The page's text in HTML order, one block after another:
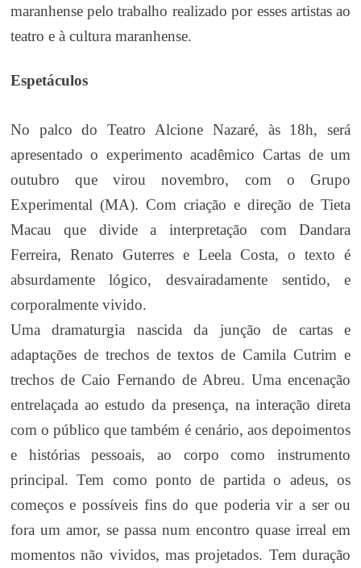
maranhense pelo trabalho realizado por esses artistas ao
teatro e à cultura maranhense.
Espetáculos
No palco do Teatro Alcione Nazaré, às 18h, será
apresentado o experimento acadêmico Cartas de um
outubro que virou novembro, com o Grupo
Experimental (MA). Com criação e direção de Tieta
Macau que divide a interpretação com Dandara
Ferreira, Renato Guterres e Leela Costa, o texto é
absurdamente lógico, desvairadamente sentido, e
corporalmente vivido.
Uma dramaturgia nascida da junção de cartas e
adaptações de trechos de textos de Camila Cutrim e
trechos de Caio Fernando de Abreu. Uma encenação
entrelaçada ao estudo da presença, na interação direta
com o público que também é cenário, aos depoimentos
e histórias pessoais, ao corpo como instrumento
principal. Tem como ponto de partida o adeus, os
começos e possíveis fins do que poderia vir a ser ou
fora um amor, se passa num encontro quase irreal em
momentos não vividos, mas projetados. Tem duração